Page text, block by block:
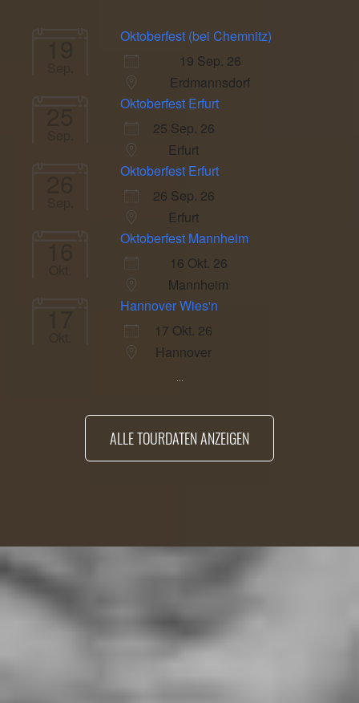
19
Oktoberfest (bei Chemnitz)
19 Sep. 26
Erdmannsdorf
25
Oktoberfest Erfurt
25 Sep. 26
Erfurt
26
Oktoberfest Erfurt
26 Sep. 26
Erfurt
16
Oktoberfest Mannheim
16 Okt. 26
Mannheim
17
Hannover Wies'n
17 Okt. 26
Hannover
...
ALLE TOURDATEN ANZEIGEN